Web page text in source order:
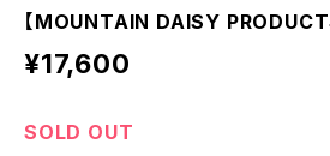
【MOUNTAIN DAISY
¥17,600
SOLD OUT